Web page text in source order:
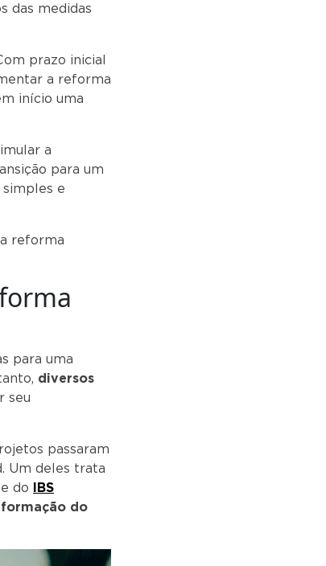
das medidas
prazo inicial
a reforma
início uma
a
para um
e
reforma
para uma
diversos
seu
passaram
Um deles trata
e do
IBS
formação do